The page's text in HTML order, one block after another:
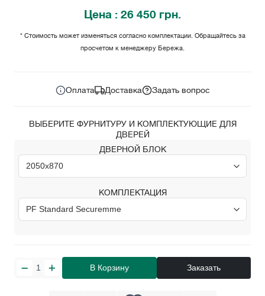
Цена : 26 450 грн.
* Стоимость может изменяться согласно комплектации. Обращайтесь за
просчетом к менеджеру Бережа.
Оплата Доставка Задать вопрос
ВЫБЕРИТЕ ФУРНИТУРУ И КОМПЛЕКТУЮЩИЕ ДЛЯ
ДВЕРЕЙ
ДВЕРНОЙ БЛОК
КОМПЛЕКТАЦИЯ
В Корзину Заказать